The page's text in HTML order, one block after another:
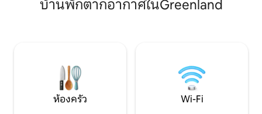
ของคุณและขับตรงจากที่พัก
บ้านพักตากอากาศในGreenland
ห้องครัว Wi-Fi